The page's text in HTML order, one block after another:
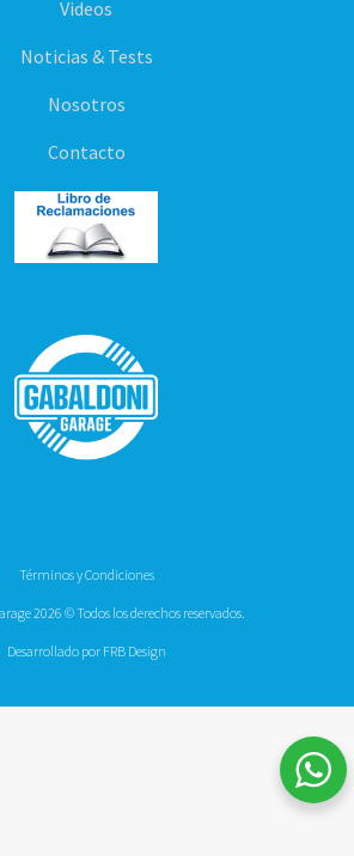
Videos
Noticias & Tests
Nosotros
Contacto
Términos y Condiciones
2026 © Todos los derechos reservados.
Desarrollado por FRB Design